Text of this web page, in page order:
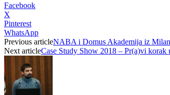
Facebook
X
Pinterest
WhatsApp
Previous articleNABA i Domus Akademija iz
Next articleCase Study Show 2018 – Pr(a)vi korak